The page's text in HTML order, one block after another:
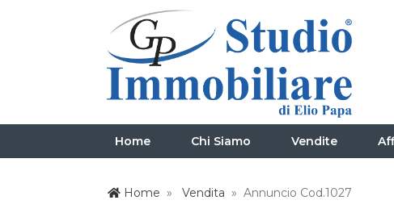
Home Chi Siamo Vendite
Home Vendita Annuncio Cod.1027